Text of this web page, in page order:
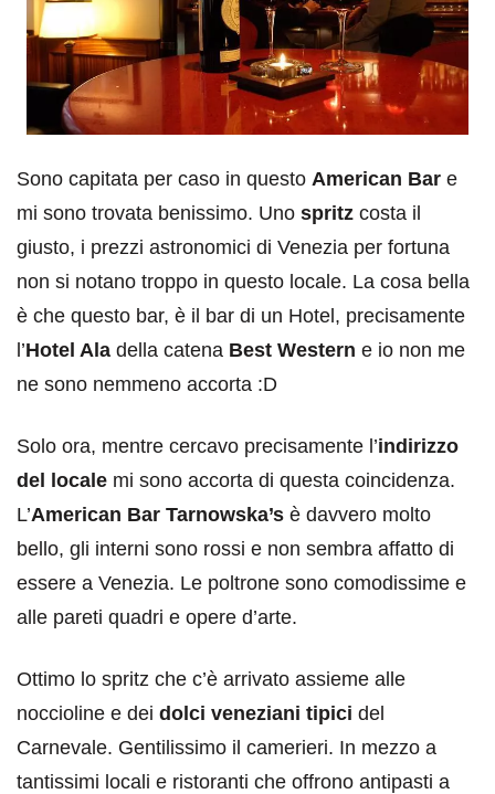
Sono capitata per caso in questo American Bar e
mi sono trovata benissimo. Uno spritz costa il
giusto, i prezzi astronomici di Venezia per fortuna
non si notano troppo in questo locale. La cosa bella
è che questo bar, è il bar di un Hotel, precisamente
l’Hotel Ala della catena Best Western e io non me
ne sono nemmeno accorta :D
Solo ora, mentre cercavo precisamente l’indirizzo
del locale mi sono accorta di questa coincidenza.
L’American Bar Tarnowska’s è davvero molto
bello, gli interni sono rossi e non sembra affatto di
essere a Venezia. Le poltrone sono comodissime e
alle pareti quadri e opere d’arte.
Ottimo lo spritz che c’è arrivato assieme alle
noccioline e dei dolci veneziani tipici del
Carnevale. Gentilissimo il camerieri. In mezzo a
tantissimi locali e ristoranti che offrono antipasti a